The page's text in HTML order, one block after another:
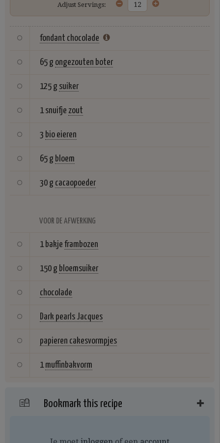
Adjust Servings:
fondant chocolade
65 g ongezouten boter
125 g suiker
1 snuifje zout
3 bio eieren
65 g bloem
30 g cacaopoeder
VOOR DE AFWERKING
1 bakje frambozen
150 g bloemsuiker
chocolade
Dark pearls Jacques
papieren cakesvormpjes
1 muffinbakvorm
Bookmark this recipe